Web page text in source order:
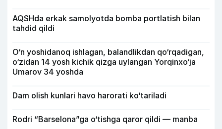
AQSHda erkak samolyotda bomba portlatish bilan
tahdid qildi
O‘n yoshidanoq ishlagan, balandlikdan qo‘rqadigan,
o‘zidan 14 yosh kichik qizga uylangan Yorqinxo‘ja
Umarov 34 yoshda
Dam olish kunlari havo harorati ko‘tariladi
Rodri “Barselona”ga o‘tishga qaror qildi — manba